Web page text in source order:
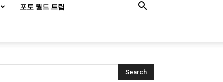
포토 월드 트립